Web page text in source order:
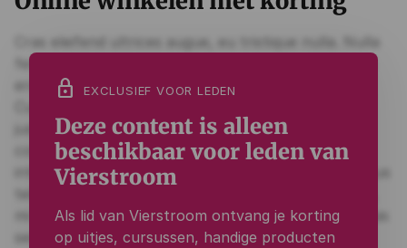
lock EXCLUSIEF VOOR LEDEN
Deze content is alleen
beschikbaar voor leden van
Vierstroom
Als lid van Vierstroom ontvang je korting
op uitjes, cursussen, handige producten